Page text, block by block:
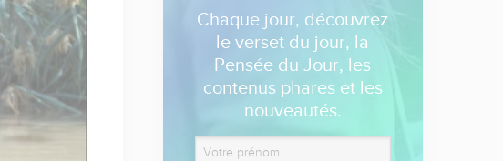
Chaque jour, découvrez
le verset du jour, la
Pensée du Jour, les
contenus phares et les
nouveautés.